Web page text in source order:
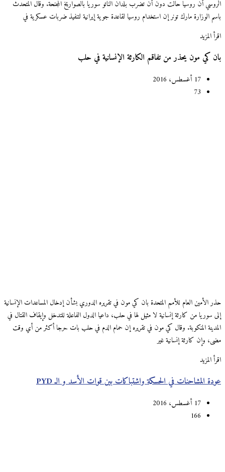
الروسي أن روسيا حالت دون أن تضرب بلدان الناتو سوريا بالصواريخ المجنحة. وقال المتحدث
باسم الوزارة مارك تونر إن استخدام روسيا لقاعدة جوية إيرانية لتنفيذ ضربات عسكرية في
اقرأ المزيد
بان كي مون يحذر من تفاقم الكارثة الإنسانية في حلب
17 أغسطس، 2016
73
حذر الأمين العام للأمم المتحدة بان كي مون في تقريره الدوري بشأن إدخال المساعدات الإنسانية
إلى سوريا من كارثة إنسانية لا مثيل لها في حلب، داعيا الدول الفاعلة للتدخل وإيقاف القتال في
المدينة المنكوبة. وقال كي مون في تقريره إن حمام الدم في حلب بات حرجا أكثر من أي وقت
مضى، وإن كارثة إنسانية غير
اقرأ المزيد
عودة المشاحنات في الحسكة واشتباكات بين قوات الأسد و الـ PYD
17 أغسطس، 2016
166